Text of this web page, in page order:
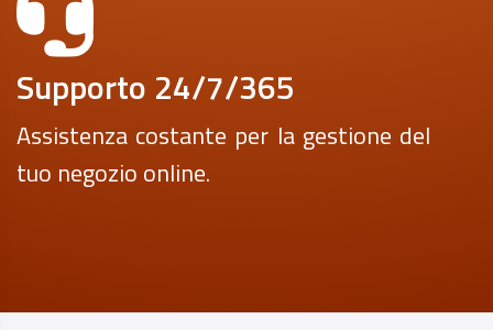
Supporto 24/7/365
Assistenza costante per la gestione del
tuo negozio online.